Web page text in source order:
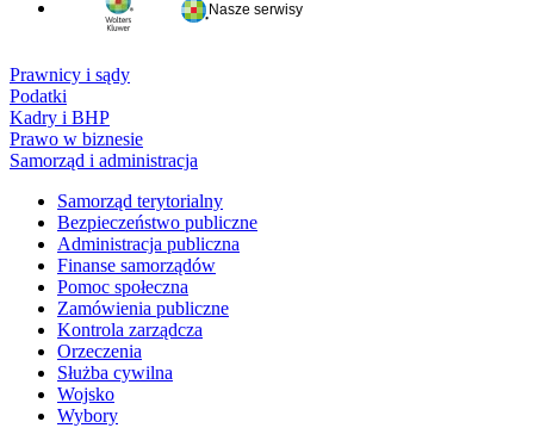
Nasze serwisy
Prawnicy i sądy
Podatki
Kadry i BHP
Prawo w biznesie
Samorząd i administracja
Samorząd terytorialny
Bezpieczeństwo publiczne
Administracja publiczna
Finanse samorządów
Pomoc społeczna
Zamówienia publiczne
Kontrola zarządcza
Orzeczenia
Służba cywilna
Wojsko
Wybory